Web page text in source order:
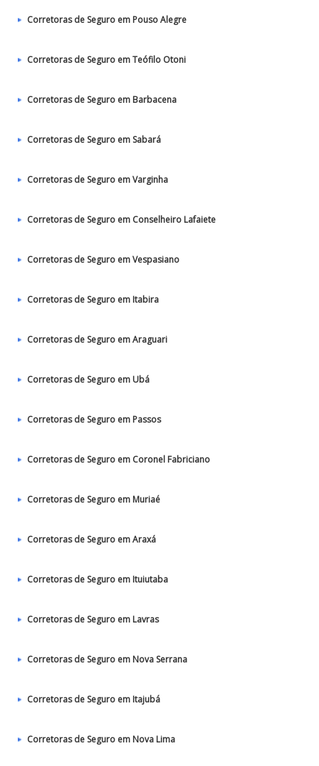
Corretoras de Seguro em Pouso Alegre
Corretoras de Seguro em Teófilo Otoni
Corretoras de Seguro em Barbacena
Corretoras de Seguro em Sabará
Corretoras de Seguro em Varginha
Corretoras de Seguro em Conselheiro Lafaiete
Corretoras de Seguro em Vespasiano
Corretoras de Seguro em Itabira
Corretoras de Seguro em Araguari
Corretoras de Seguro em Ubá
Corretoras de Seguro em Passos
Corretoras de Seguro em Coronel Fabriciano
Corretoras de Seguro em Muriaé
Corretoras de Seguro em Araxá
Corretoras de Seguro em Ituiutaba
Corretoras de Seguro em Lavras
Corretoras de Seguro em Nova Serrana
Corretoras de Seguro em Itajubá
Corretoras de Seguro em Nova Lima